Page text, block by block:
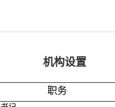
机构设置
职务